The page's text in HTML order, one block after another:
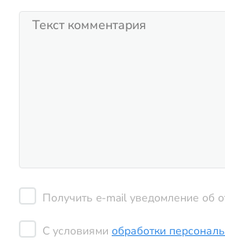
Получить e-mail уведомление об
С условиями обработки